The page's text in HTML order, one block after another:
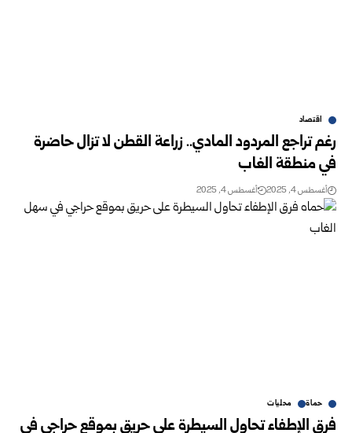
اقتصاد
رغم تراجع المردود المادي.. زراعة القطن لا تزال حاضرة
في منطقة الغاب
أغسطس 4, 2025 أغسطس 4, 2025
حماة محليات
فرق الإطفاء تحاول السيطرة على حريق بموقع حراجي في